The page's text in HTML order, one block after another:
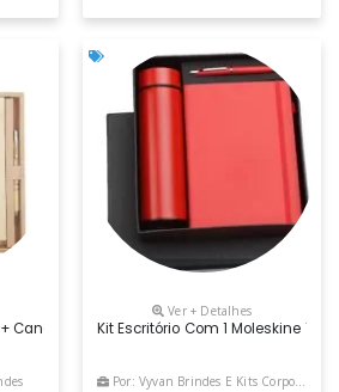
Caneta Em Bambu Para Brindes
Ver + Detalhes
Kit Escritório Com 1 Moleskine
Por: Vyvan Brindes E Kits Corporativos